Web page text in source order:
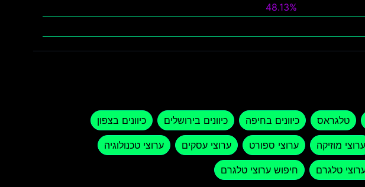
48.13%
טלגראס כיוונים בחיפה כיוונים בירושלים כיוונים בצפון
ערוצי מוזיקה ערוצי ספורט ערוצי עסקים ערוצי טכנולוגיה
טלגרם חיפוש ערוצי טלגרם